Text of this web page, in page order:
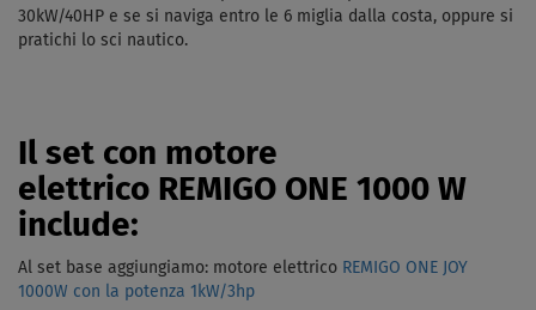
30kW/40HP e se si naviga entro le 6 miglia dalla costa, oppure si
pratichi lo sci nautico.
Il set con motore
elettrico REMIGO ONE 1000 W
include:
Al set base aggiungiamo: motore elettrico REMIGO ONE JOY
1000W con la potenza 1kW/3hp